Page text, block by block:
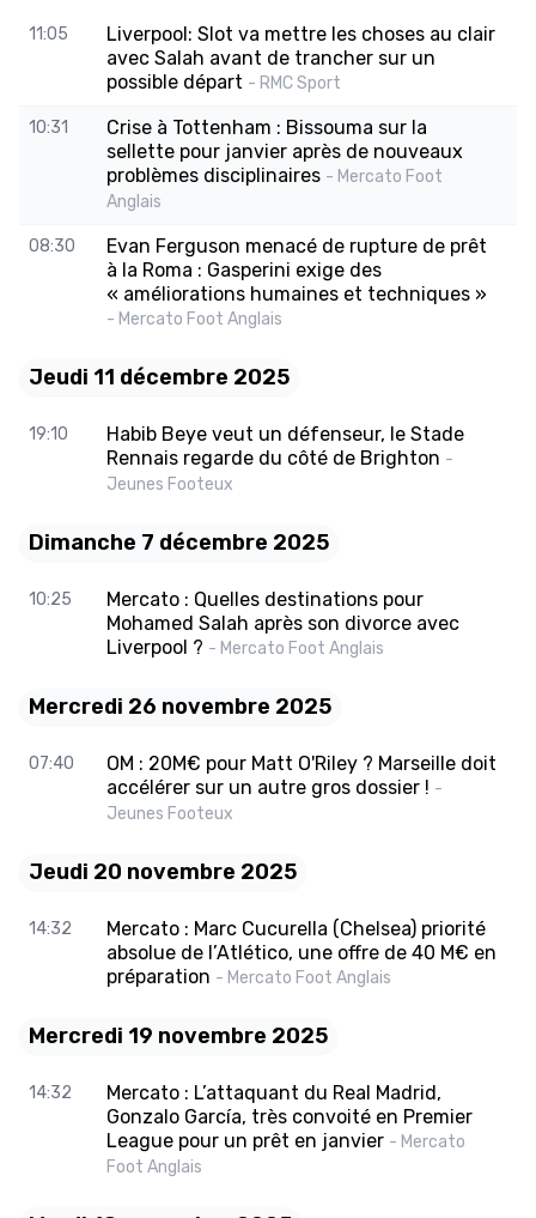
11:05
Liverpool: Slot va mettre les choses au clair
avec Salah avant de trancher sur un
possible départ - RMC Sport
10:31
Crise à Tottenham : Bissouma sur la
sellette pour janvier après de nouveaux
problèmes disciplinaires - Mercato Foot
Anglais
08:30
Evan Ferguson menacé de rupture de prêt
à la Roma : Gasperini exige des
« améliorations humaines et techniques »
- Mercato Foot Anglais
Jeudi 11 décembre 2025
19:10
Habib Beye veut un défenseur, le Stade
Rennais regarde du côté de Brighton -
Jeunes Footeux
Dimanche 7 décembre 2025
10:25
Mercato : Quelles destinations pour
Mohamed Salah après son divorce avec
Liverpool ? - Mercato Foot Anglais
Mercredi 26 novembre 2025
07:40
OM : 20M€ pour Matt O'Riley ? Marseille doit
accélérer sur un autre gros dossier ! -
Jeunes Footeux
Jeudi 20 novembre 2025
14:32
Mercato : Marc Cucurella (Chelsea) priorité
absolue de l’Atlético, une offre de 40 M€ en
préparation - Mercato Foot Anglais
Mercredi 19 novembre 2025
14:32
Mercato : L’attaquant du Real Madrid,
Gonzalo García, très convoité en Premier
League pour un prêt en janvier - Mercato
Foot Anglais